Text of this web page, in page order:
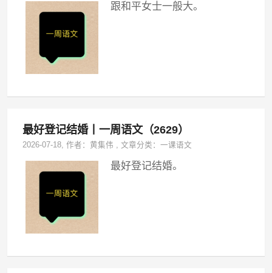
跟和平女士一般大。
最好登记结婚丨一周语文（2629）
2026-07-18, 作者：黄集伟 ,文章分类：一课语文
最好登记结婚。